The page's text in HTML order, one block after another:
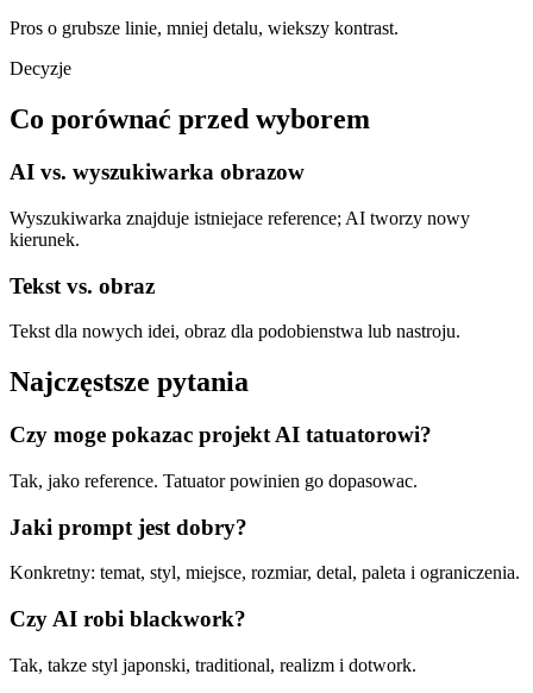
Pros o grubsze linie, mniej detalu, wiekszy kontrast.
Decyzje
Co porównać przed wyborem
AI vs. wyszukiwarka obrazow
Wyszukiwarka znajduje istniejace reference; AI tworzy nowy
kierunek.
Tekst vs. obraz
Tekst dla nowych idei, obraz dla podobienstwa lub nastroju.
Najczęstsze pytania
Czy moge pokazac projekt AI tatuatorowi?
Tak, jako reference. Tatuator powinien go dopasowac.
Jaki prompt jest dobry?
Konkretny: temat, styl, miejsce, rozmiar, detal, paleta i ograniczenia.
Czy AI robi blackwork?
Tak, takze styl japonski, traditional, realizm i dotwork.